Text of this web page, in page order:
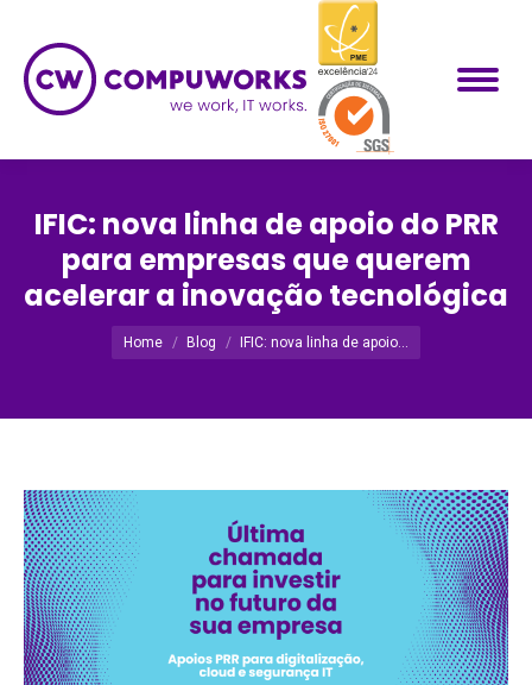
IFIC: nova linha de apoio do PRR
para empresas que querem
acelerar a inovação tecnológica
Você está aqui:
Home Blog IFIC: nova linha de apoio…